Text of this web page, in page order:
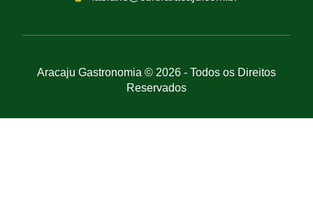
Aracaju Gastronomia © 2026 - Todos os Direitos
Reservados